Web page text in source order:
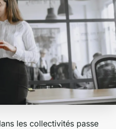
les collectivités passe